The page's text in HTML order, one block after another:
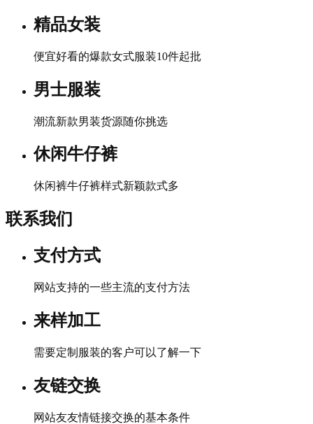
精品女装
便宜好看的爆款女式服装10件起批
男士服装
潮流新款男装货源随你挑选
休闲牛仔裤
休闲裤牛仔裤样式新颖款式多
联系我们
支付方式
网站支持的一些主流的支付方法
来样加工
需要定制服装的客户可以了解一下
友链交换
网站友友情链接交换的基本条件